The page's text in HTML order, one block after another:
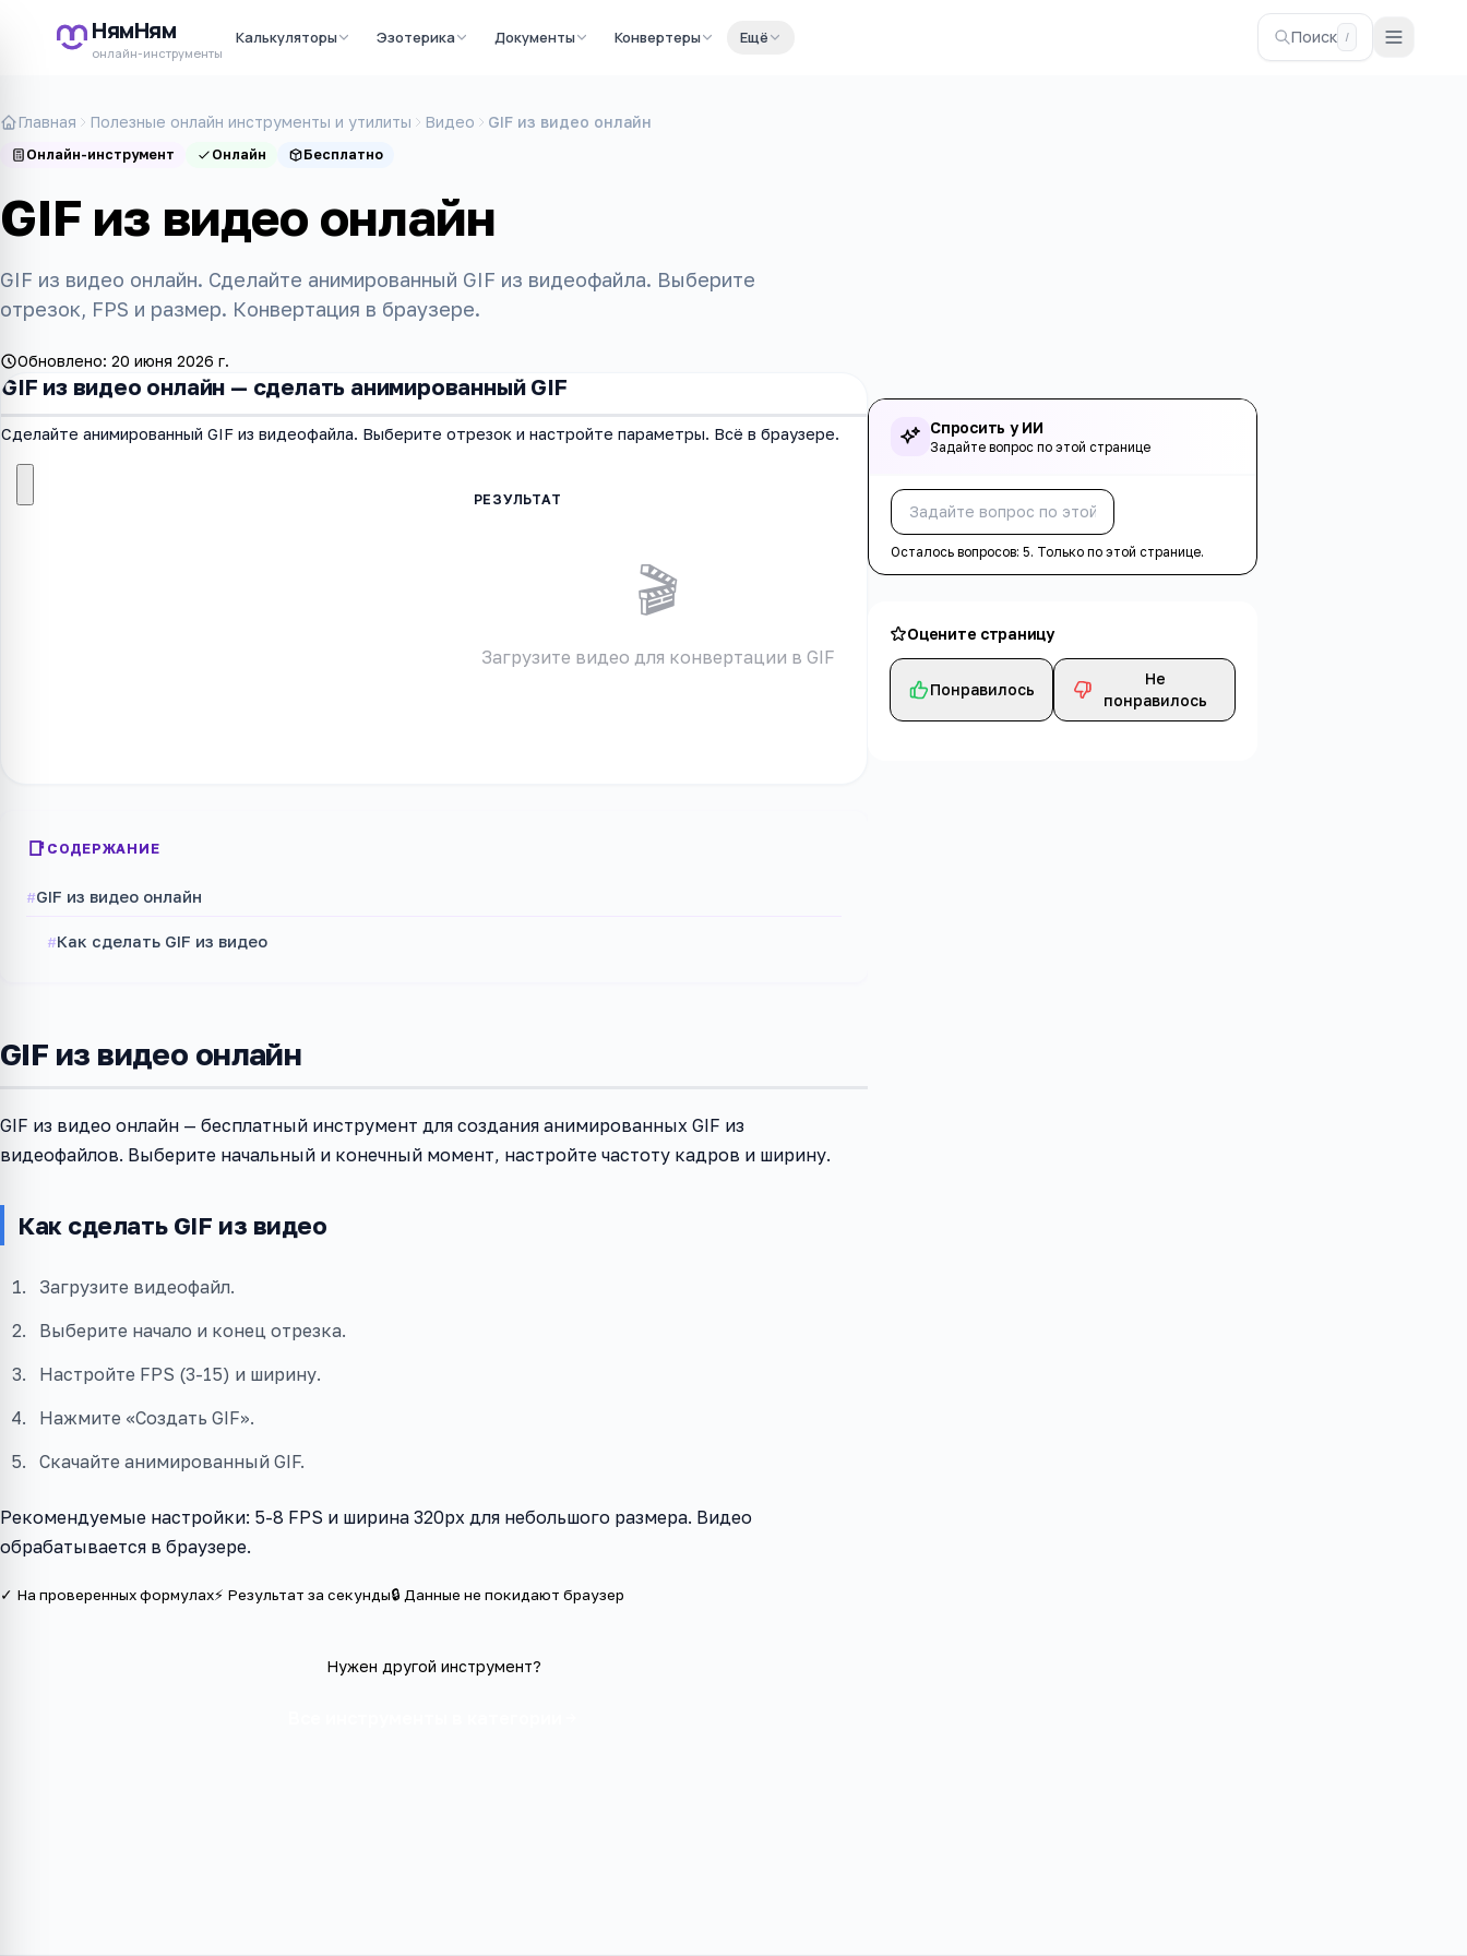
НямНям
онлайн-инструменты
Калькуляторы Эзотерика Документы Конвертеры Ещё Поиск /
Главная Полезные онлайн инструменты и утилиты Видео GIF из видео онлайн
Онлайн-инструмент Онлайн Бесплатно
GIF из видео онлайн
GIF из видео онлайн. Сделайте анимированный GIF из видеофайла. Выберите
отрезок, FPS и размер. Конвертация в браузере.
Обновлено: 20 июня 2026 г.
GIF из видео онлайн — сделать анимированный GIF
Сделайте анимированный GIF из видеофайла. Выберите отрезок и настройте параметры. Всё в браузере.
🎬
Загрузите видео для конвертации в GIF
СОДЕРЖАНИЕ
GIF из видео онлайн
Как сделать GIF из видео
GIF из видео онлайн
GIF из видео онлайн — бесплатный инструмент для создания анимированных GIF из
видеофайлов. Выберите начальный и конечный момент, настройте частоту кадров и ширину.
Как сделать GIF из видео
Загрузите видеофайл.
Выберите начало и конец отрезка.
Настройте FPS (3-15) и ширину.
Нажмите «Создать GIF».
Скачайте анимированный GIF.
Рекомендуемые настройки: 5-8 FPS и ширина 320px для небольшого размера. Видео
обрабатывается в браузере.
✓ На проверенных формулах⚡ Результат за секунды🔒 Данные не покидают браузер
Нужен другой инструмент?
Спросить у ИИ
Задайте вопрос по этой странице
Осталось вопросов:5. Только по этой странице.
Оцените страницу
Понравилось
Не
понравилось